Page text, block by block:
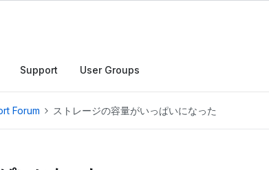
Support User Groups
Forum ストレージの容量がいっぱいになった